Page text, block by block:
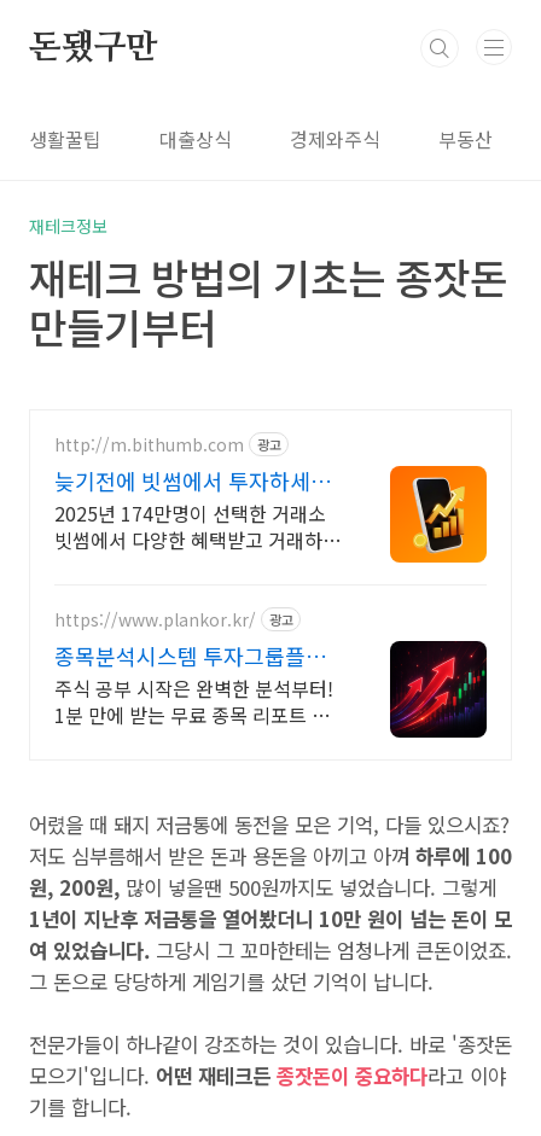
돈됐구만
생활꿀팁 대출상식 경제와주식 부동산
재테크정보
재테크 방법의 기초는 종잣돈
만들기부터
http://m.bithumb.com 광고
늦기전에 빗썸에서 투자하세요
신규 가입 시 5만원 혜택
2025년 174만명이 선택한 거래소
빗썸에서 다양한 혜택받고 거래하세
https://www.plankor.kr/ 광고
종목분석시스템 투자그룹플랜
가입즉시 무료리포트 100%
주식 공부 시작은 완벽한 분석부터!
1분 만에 받는 무료 종목 리포트 신
어렸을 때 돼지 저금통에 동전을 모은 기억, 다들 있으시죠?
저도 심부름해서 받은 돈과 용돈을 아끼고 아껴 하루에 100
원, 200원, 많이 넣을땐 500원까지도 넣었습니다. 그렇게
1년이 지난후 저금통을 열어봤더니 10만 원이 넘는 돈이 모
여 있었습니다. 그당시 그 꼬마한테는 엄청나게 큰돈이었죠.
그 돈으로 당당하게 게임기를 샀던 기억이 납니다.
전문가들이 하나같이 강조하는 것이 있습니다. 바로 '종잣돈
모으기'입니다. 어떤 재테크든 종잣돈이 중요하다라고 이야
기를 합니다.